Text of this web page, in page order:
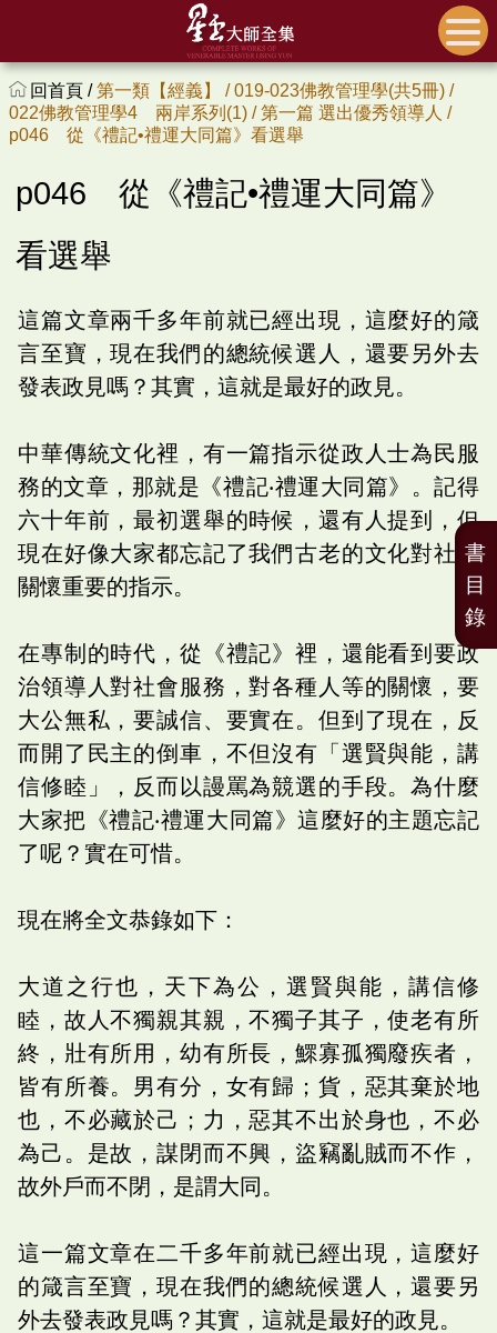
回首頁 /第一類【經義】 /019-023佛教管理學(共5冊) /
022佛教管理學4 兩岸系列(1) /第一篇 選出優秀領導人 /
p046 從《禮記•禮運大同篇》看選舉
p046 從《禮記•禮運大同篇》
看選舉
這篇文章兩千多年前就已經出現，這麼好的箴
言至寶，現在我們的總統候選人，還要另外去
發表政見嗎？其實，這就是最好的政見。
中華傳統文化裡，有一篇指示從政人士為民服
務的文章，那就是《禮記‧禮運大同篇》。記得
六十年前，最初選舉的時候，還有人提到，但
現在好像大家都忘記了我們古老的文化對社會
關懷重要的指示。
在專制的時代，從《禮記》裡，還能看到要政
治領導人對社會服務，對各種人等的關懷，要
大公無私，要誠信、要實在。但到了現在，反
而開了民主的倒車，不但沒有「選賢與能，講
信修睦」，反而以謾罵為競選的手段。為什麼
大家把《禮記‧禮運大同篇》這麼好的主題忘記
了呢？實在可惜。
現在將全文恭錄如下：
大道之行也，天下為公，選賢與能，講信修
睦，故人不獨親其親，不獨子其子，使老有所
終，壯有所用，幼有所長，鰥寡孤獨廢疾者，
皆有所養。男有分，女有歸；貨，惡其棄於地
也，不必藏於己；力，惡其不出於身也，不必
為己。是故，謀閉而不興，盜竊亂賊而不作，
故外戶而不閉，是謂大同。
這一篇文章在二千多年前就已經出現，這麼好
的箴言至寶，現在我們的總統候選人，還要另
外去發表政見嗎？其實，這就是最好的政見。
書
目
錄